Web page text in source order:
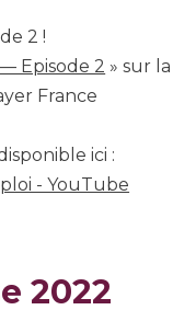
2 !
Episode 2 » sur la
France
ici :
- YouTube
2022